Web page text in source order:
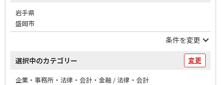
岩手県
盛岡市
条件を変更
選択中のカテゴリー 変更
企業・事務所・法律・会計・金融 / 法律・会計